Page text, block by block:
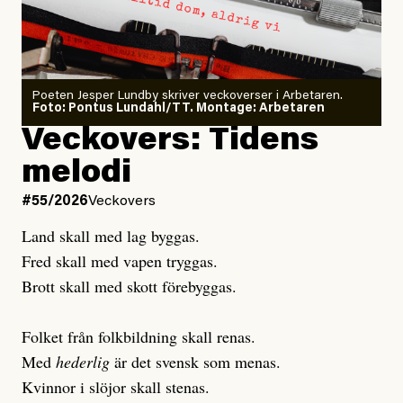
Sensationalism när ETC
granskar vänstern
Publicerad6 August, 2026
Uppdaterad6 August, 2026
Joel Kellgren
Publicerad3 August, 2026
Uppdaterad3 August, 2026
Poeten Jesper Lundby skriver veckoverser i Arbetaren.
Foto: Pontus Lundahl/TT. Montage: Arbetaren
Veckovers: Tidens
melodi
#55/2026Veckovers
Land skall med lag byggas.
Fred skall med vapen tryggas.
Brott skall med skott förebyggas.
Folket från folkbildning skall renas.
Med hederlig är det svensk som menas.
Kvinnor i slöjor skall stenas.